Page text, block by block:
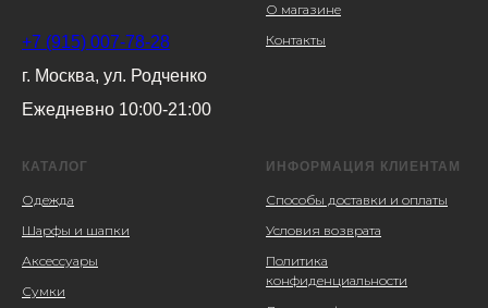
+7 (915) 007-78-28
г. Москва, ул. Родченко
Ежедневно 10:00-21:00
О магазине
Контакты
КАТАЛОГ
Одежда
Шарфы и шапки
Аксессуары
Сумки
ИНФОРМАЦИЯ КЛИЕНТАМ
Способы доставки и оплаты
Условия возврата
Политика
конфиденциальности